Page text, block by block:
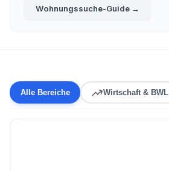
Wohnungssuche-Guide →
Alle Bereiche Wirtschaft & BWL